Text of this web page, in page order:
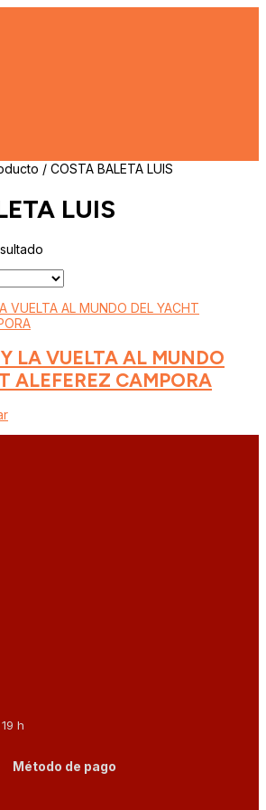
/ COSTA BALETA LUIS
LUIS
LA VUELTA AL MUNDO
ALEFEREZ CAMPORA
h
Método de pago